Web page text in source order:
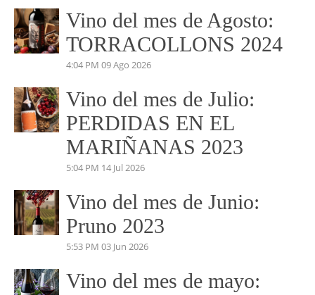
Vino del mes de Agosto:
TORRACOLLONS 2024
4:04 PM 09 Ago 2026
Vino del mes de Julio:
PERDIDAS EN EL
MARIÑANAS 2023
5:04 PM 14 Jul 2026
Vino del mes de Junio:
Pruno 2023
5:53 PM 03 Jun 2026
Vino del mes de mayo: